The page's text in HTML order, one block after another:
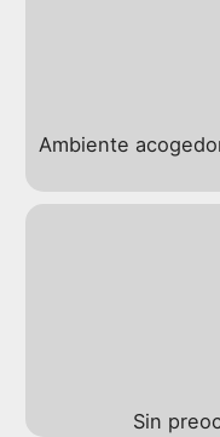
Ambiente
Sin